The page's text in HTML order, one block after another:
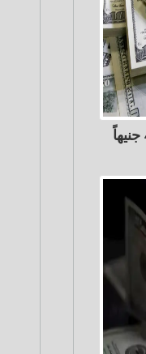
الدولار ينخفض 68 قرشًاً إلى 49.82 جنيهاً